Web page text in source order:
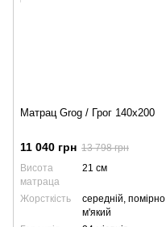
Матрац Grog / Грог 140x200
11 040 грн 13 798 грн
Висота
матраца
21 см
Жорсткість
середній, помірно
м'який